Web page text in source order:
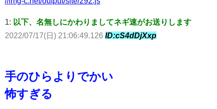
1: 以下、名無しにかわりましてネギ速がお送りします
2022/07/17(日) 21:06:49.126 ID:cS4dDjXxp
手のひらよりでかい
怖すぎる